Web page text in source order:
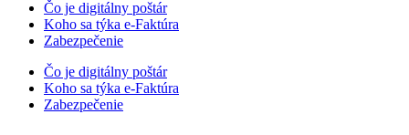
Čo je digitálny poštár
Koho sa týka e-Faktúra
Zabezpečenie
Čo je digitálny poštár
Koho sa týka e-Faktúra
Zabezpečenie